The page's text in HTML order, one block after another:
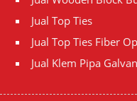
Jual Top Ties
Jual Top Ties Fiber
Jual Klem Pipa